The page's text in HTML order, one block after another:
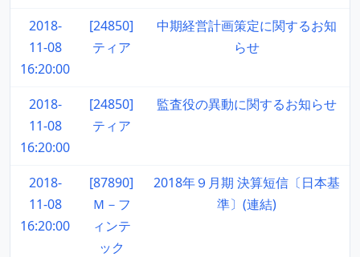
2018-
11-08
16:20:00
[24850]
ティア
中期経営計画策定に関するお知
らせ
2018-
11-08
16:20:00
[24850]
ティア
監査役の異動に関するお知らせ
2018-
11-08
16:20:00
[87890]
Ｍ－フ
ィンテ
ック
2018年９月期 決算短信〔日本基
準〕(連結)